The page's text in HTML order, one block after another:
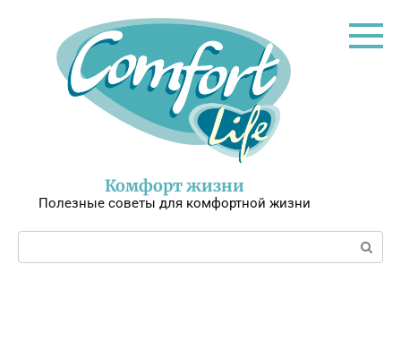
Комфорт жизни
Полезные советы для комфортной жизни
Поиск: